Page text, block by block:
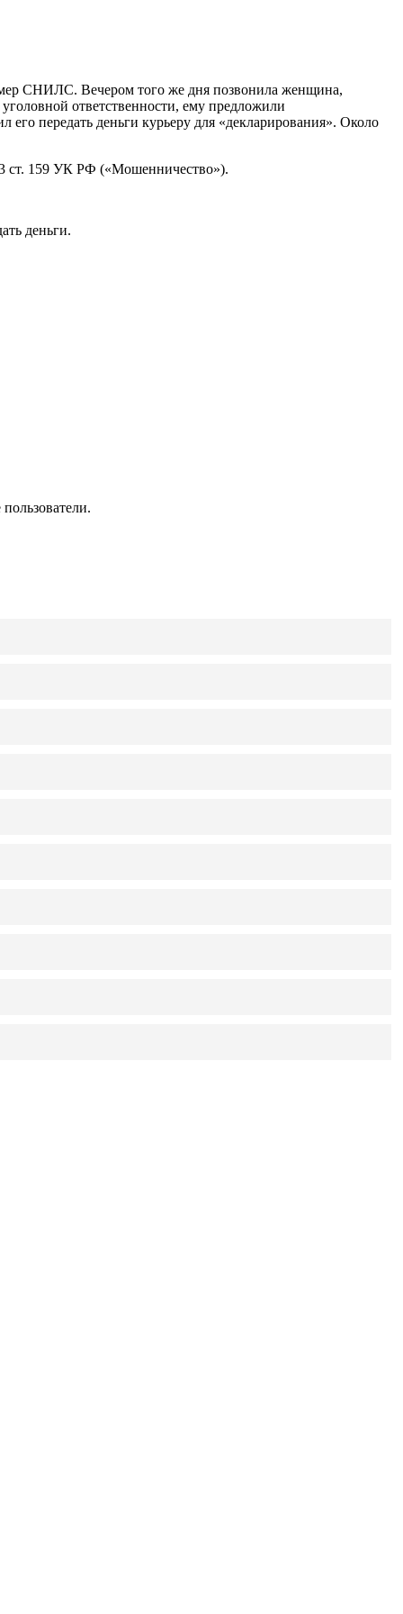
СНИЛС. Вечером того же дня позвонила женщина,
ответственности, ему предложили
передать деньги курьеру для «декларирования». Около
ст. 159 УК РФ («Мошенничество»).
деньги.